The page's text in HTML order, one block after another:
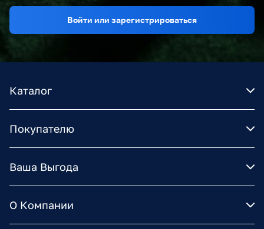
Войти или зарегистрироваться
Каталог
Покупателю
Ваша Выгода
О Компании